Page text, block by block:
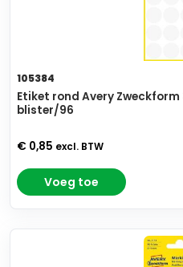
105384
Etiket rond Avery Zweckform
blister/96
€ 0,85 excl. BTW
Voeg toe